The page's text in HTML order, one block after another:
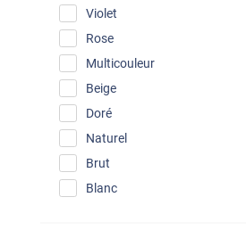
Violet
Rose
Multicouleur
Beige
Doré
Naturel
Brut
Blanc